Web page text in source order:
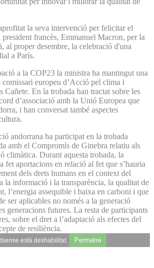
la seva intervenció per felicitar el
francès, Emmanuel Macron, per la
al proper desembre, la celebració d'una
a París.
a la COP23 la ministra ha mantingut una
europeu d’Acció pel clima i
Cañete. En la trobada han tractat sobre les
d’associació amb la Unió Europea que
i han conversat també aspectes
andorrana ha participat en la trobada
amb el Compromís de Ginebra relatiu als
climàtica. Durant aquesta trobada, la
fet aportacions en relació al fet que s’hauria
dels drets humans en el context del
la informació i la transparència, la qualitat de
l’energia assequible i baixa en carboni i que
ser aplicables no només a la generació
generacions futures. La resta de participants
sobre el dret a l’adaptació als efectes del
de resiliència.
està deshabilitat. Permetre